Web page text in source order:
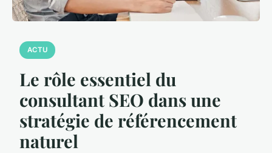
ACTU
Le rôle essentiel du
consultant SEO dans une
stratégie de référencement
naturel